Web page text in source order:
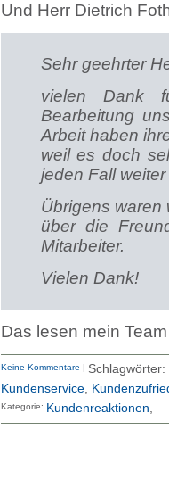
Und Herr Dietrich
Sehr geehrter
vielen Dank
Bearbeitung
Arbeit haben
weil es doch
jeden Fall
Übrigens waren
über die
Mitarbeiter.
Vielen Dank!
Das lesen mein
Keine Kommentare |
Kundenservice,
Kategorie: Kundenreaktionen